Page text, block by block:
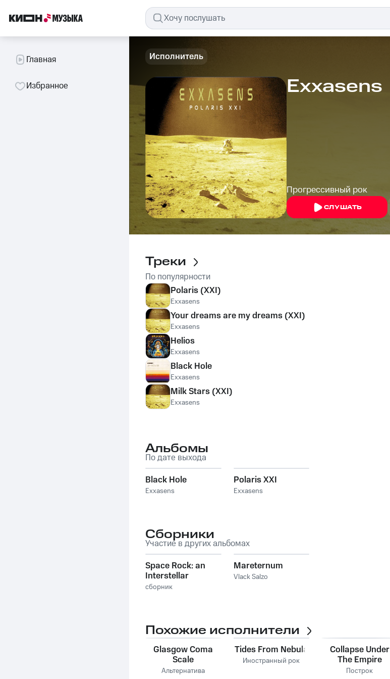
Главная
Избранное
Исполнитель
Exxasens
Прогрессивный рок
СЛУШАТЬ
Треки
По популярности
Polaris (XXI)
Exxasens
Your dreams are my dreams (XXI)
Exxasens
Helios
Exxasens
Black Hole
Exxasens
Milk Stars (XXI)
Exxasens
Альбомы
По дате выхода
Black Hole
Exxasens
Polaris XXI
Exxasens
Сборники
Участие в других альбомах
Space Rock: an
Interstellar
Traveler's Guide
сборник
Mareternum
Vlack Salzo
Похожие исполнители
Glasgow Coma
Scale
Альтернатива
Tides From Nebula
Иностранный рок
Collapse Under
The Empire
Построк